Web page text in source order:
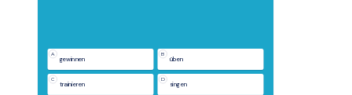
A
gewinnen
B
üben
C
trainieren
D
singen